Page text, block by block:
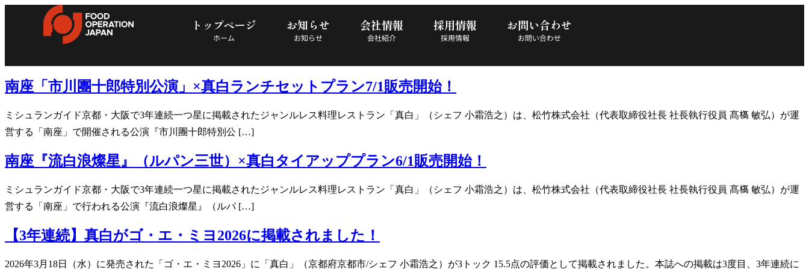
トップページ
ホーム
お知らせ
お知らせ
会社情報
会社紹介
採用情報
採用情報
お問い合わせ
お問い合わせ
南座「市川團十郎特別公演」×真白ランチセットプラン7/1販売開始！
ミシュランガイド京都・大阪で3年連続一つ星に掲載されたジャンルレス料理レストラン「真白」（シェフ 小霜浩之）は、松竹株式会社（代表取締役社長 社長執行役員 髙𣘺 敏弘）が運
営する「南座」で開催される公演『市川團十郎特別公 […]
南座『流白浪燦星』（ルパン三世）×真白タイアッププラン6/1販売開始！
ミシュランガイド京都・大阪で3年連続一つ星に掲載されたジャンルレス料理レストラン「真白」（シェフ 小霜浩之）は、松竹株式会社（代表取締役社長 社長執行役員 髙𣘺 敏弘）が運
営する「南座」で行われる公演『流白浪燦星』（ルパ […]
【3年連続】真白がゴ・エ・ミヨ2026に掲載されました！
2026年3月18日（水）に発売された「ゴ・エ・ミヨ2026」に「真白」（京都府京都市/シェフ 小霜浩之）が3トック 15.5点の評価として掲載されました。本誌への掲載は3度目、3年連続に